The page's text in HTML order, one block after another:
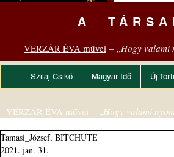
A
VERZÁR ÉVA művei – „Hogy valami
Szilaj Csikó Magyar Idő Új
Tamasi_József, BITCHUTE
2021. jan. 31.
VERZÁR ÉVA művei – „Hogy valami